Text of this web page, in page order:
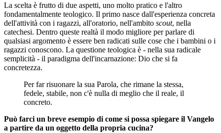
La scelta è frutto di due aspetti, uno molto pratico e l'altro
fondamentalmente teologico. Il primo nasce dall'esperienza concreta
dell'attività con i ragazzi, all'oratorio, nell'ambito scout, nella
catechesi. Dentro queste realtà il modo migliore per parlare di
qualsiasi argomento è essere ben radicati sulle cose che i bambini o i
ragazzi conoscono. La questione teologica è - nella sua radicale
semplicità - il paradigma dell'incarnazione: Dio che si fa
concretezza.
Per far risuonare la sua Parola, che rimane la stessa,
fedele, stabile, non c'è nulla di meglio che il reale, il
concreto.
Può farci un breve esempio di come si possa spiegare il Vangelo
a partire da un oggetto della propria cucina?